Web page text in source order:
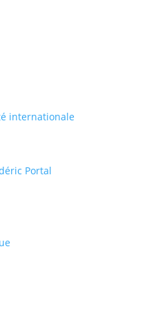
internationale
Portal